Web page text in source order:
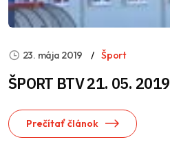
23. mája 2019 Šport
ŠPORT BTV 21. 05. 2019
Prečítať článok